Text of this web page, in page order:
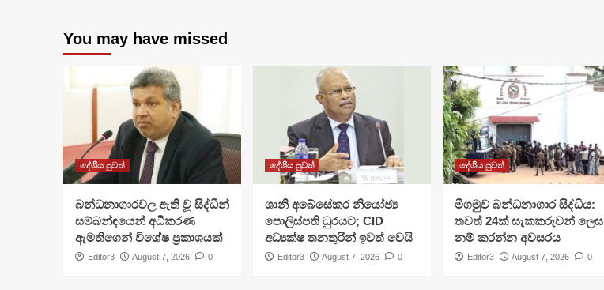
You may have missed
දේශීය පුවත්
බන්ධනාගාරවල ඇති වූ සිද්ධීන්
සම්බන්ඳයෙන් අධිකරණ
ඇමතිගෙන් විශේෂ ප්‍රකාශයක්
Editor3 August 7, 2026 0
දේශීය පුවත්
ශානි අබේසේකර නියෝජ්‍ය
පොලිස්පති ධුරයට; CID
අධ්‍යක්ෂ තනතුරින් ඉවත් වෙයි
Editor3 August 7, 2026 0
දේශීය පුවත්
මීගමුව බන්ධනාගාර සිද්ධිය:
තවත් 24ක් සැකකරුවන් ලෙස
නම් කරන්න අවසරය
Editor3 August 7, 2026 0